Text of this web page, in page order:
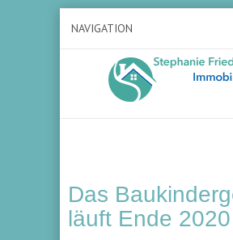
Das
läuft Ende